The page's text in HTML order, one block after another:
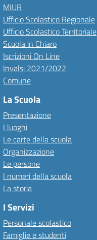
MIUR
Ufficio Scolastico Regionale
Ufficio Scolastico Territoriale
Scuola in Chiaro
Iscrizioni On Line
Invalsi 2021/2022
Comune
La Scuola
Presentazione
I luoghi
Le carte della scuola
Organizzazione
Le persone
I numeri della scuola
La storia
I Servizi
Personale scolastico
Famiglie e studenti